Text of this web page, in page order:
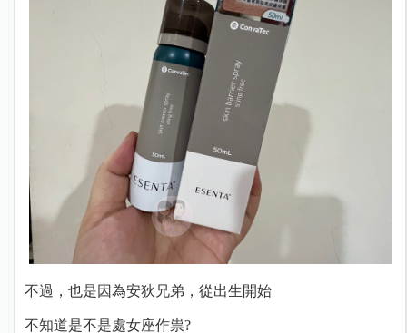
不過，也是因為安狄兄弟，從出生開始
不知道是不是處女座作祟?